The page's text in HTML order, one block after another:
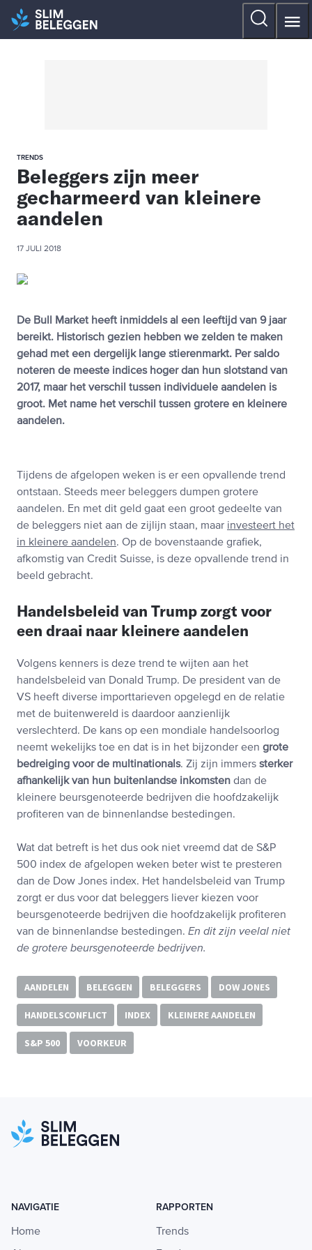
TRENDS
Beleggers zijn meer
gecharmeerd van kleinere
aandelen
17 JULI 2018
De Bull Market heeft inmiddels al een leeftijd van 9 jaar
bereikt. Historisch gezien hebben we zelden te maken
gehad met een dergelijk lange stierenmarkt. Per saldo
noteren de meeste indices hoger dan hun slotstand van
2017, maar het verschil tussen individuele aandelen is
groot. Met name het verschil tussen grotere en kleinere
aandelen.
Tijdens de afgelopen weken is er een opvallende trend
ontstaan. Steeds meer beleggers dumpen grotere
aandelen. En met dit geld gaat een groot gedeelte van
de beleggers niet aan de zijlijn staan, maar investeert het
in kleinere aandelen. Op de bovenstaande grafiek,
afkomstig van Credit Suisse, is deze opvallende trend in
beeld gebracht.
Handelsbeleid van Trump zorgt voor
een draai naar kleinere aandelen
Volgens kenners is deze trend te wijten aan het
handelsbeleid van Donald Trump. De president van de
VS heeft diverse importtarieven opgelegd en de relatie
met de buitenwereld is daardoor aanzienlijk
verslechterd. De kans op een mondiale handelsoorlog
neemt wekelijks toe en dat is in het bijzonder een grote
bedreiging voor de multinationals. Zij zijn immers sterker
afhankelijk van hun buitenlandse inkomsten dan de
kleinere beursgenoteerde bedrijven die hoofdzakelijk
profiteren van de binnenlandse bestedingen.
Wat dat betreft is het dus ook niet vreemd dat de S&P
500 index de afgelopen weken beter wist te presteren
dan de Dow Jones index. Het handelsbeleid van Trump
zorgt er dus voor dat beleggers liever kiezen voor
beursgenoteerde bedrijven die hoofdzakelijk profiteren
van de binnenlandse bestedingen. En dit zijn veelal niet
de grotere beursgenoteerde bedrijven.
AANDELEN BELEGGEN BELEGGERS DOW JONES
HANDELSCONFLICT INDEX KLEINERE AANDELEN
S&P 500 VOORKEUR
NAVIGATIE
Home
RAPPORTEN
Trends